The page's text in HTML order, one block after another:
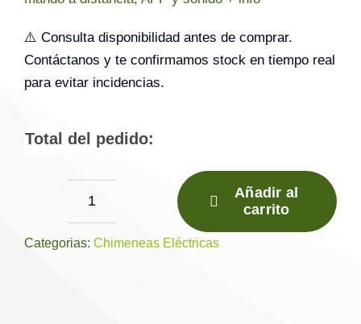
⚠️ Consulta disponibilidad antes de comprar.
Contáctanos y te confirmamos stock en tiempo real
para evitar incidencias.
Total del pedido:
eléctrica
Añadir al
carrito
Categorias: Chimeneas Eléctricas